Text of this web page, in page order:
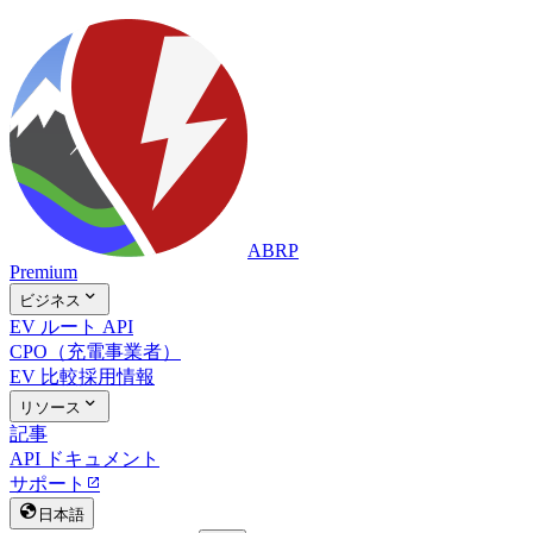
ABRP
Premium
ビジネス 
EV ルート API
CPO（充電事業者）
EV 比較採用情報
リソース 
記事
API ドキュメント
サポート 
 日本語